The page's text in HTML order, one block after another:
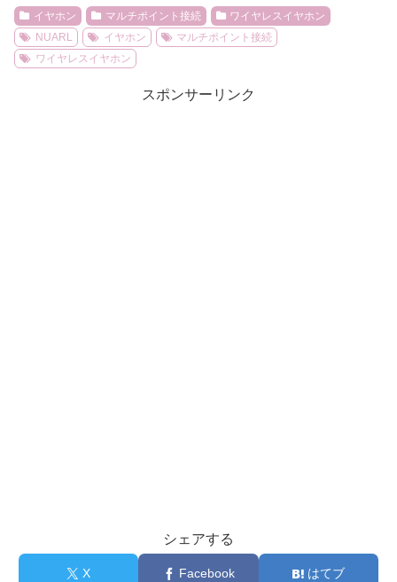
イヤホン マルチポイント接続
ワイヤレスイヤホン
NUARL
イヤホン
マルチポイント接続
ワイヤレスイヤホン
スポンサーリンク
シェアする
X Facebook はてブ